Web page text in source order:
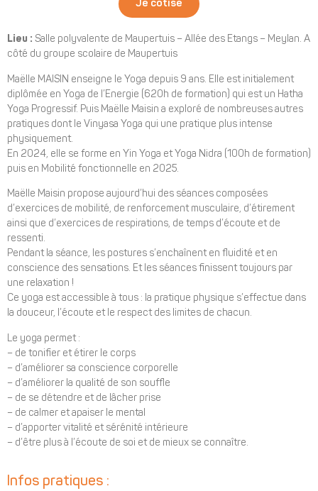
Je cotise
Lieu : Salle polyvalente de Maupertuis – Allée des Etangs – Meylan. A
côté du groupe scolaire de Maupertuis
Maëlle MAISIN enseigne le Yoga depuis 9 ans. Elle est initialement
diplômée en Yoga de l’Energie (620h de formation) qui est un Hatha
Yoga Progressif. Puis Maëlle Maisin a exploré de nombreuses autres
pratiques dont le Vinyasa Yoga qui une pratique plus intense
physiquement.
En 2024, elle se forme en Yin Yoga et Yoga Nidra (100h de formation)
puis en Mobilité fonctionnelle en 2025.
Maëlle Maisin propose aujourd’hui des séances composées
d’exercices de mobilité, de renforcement musculaire, d’étirement
ainsi que d’exercices de respirations, de temps d’écoute et de
ressenti.
Pendant la séance, les postures s’enchaînent en fluidité et en
conscience des sensations. Et les séances finissent toujours par
une relaxation !
Ce yoga est accessible à tous : la pratique physique s’effectue dans
la douceur, l’écoute et le respect des limites de chacun.
Le yoga permet :
– de tonifier et étirer le corps
– d’améliorer sa conscience corporelle
– d’améliorer la qualité de son souffle
– de se détendre et de lâcher prise
– de calmer et apaiser le mental
– d’apporter vitalité et sérénité intérieure
– d’être plus à l’écoute de soi et de mieux se connaître.
Infos pratiques :